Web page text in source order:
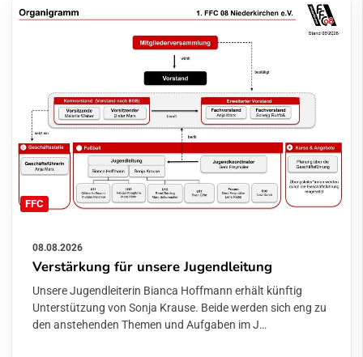
FFC
08.08.2026
Verstärkung für unsere Jugendleitung
Unsere Jugendleiterin Bianca Hoffmann erhält künftig
Unterstützung von Sonja Krause. Beide werden sich eng zu
den anstehenden Themen und Aufgaben im J…